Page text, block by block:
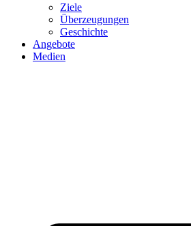
Ziele
Überzeugungen
Geschichte
Angebote
Medien